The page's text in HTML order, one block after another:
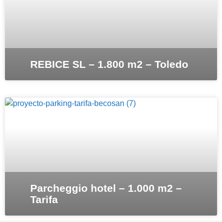
REBICE SL – 1.800 m2 – Toledo
Parcheggio hotel – 1.000 m2 –
Tarifa